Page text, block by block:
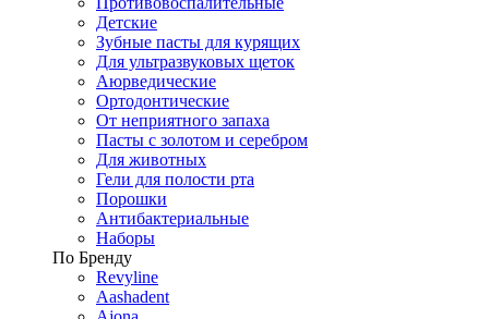
Детские
Зубные пасты для курящих
Для ультразвуковых щеток
Аюрведические
Ортодонтические
От неприятного запаха
Пасты с золотом и серебром
Для животных
Гели для полости рта
Порошки
Антибактериальные
Наборы
По Бренду
Revyline
Aashadent